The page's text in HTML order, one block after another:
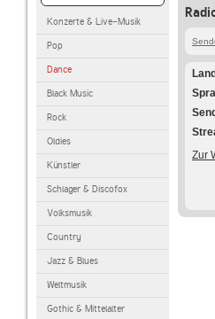
Konzerte & Live-Musik
Pop
Dance
Black Music
Rock
Oldies
Künstler
Schlager & Discofox
Volksmusik
Country
Jazz & Blues
Weltmusik
Gothic & Mittelalter
Land
Zur